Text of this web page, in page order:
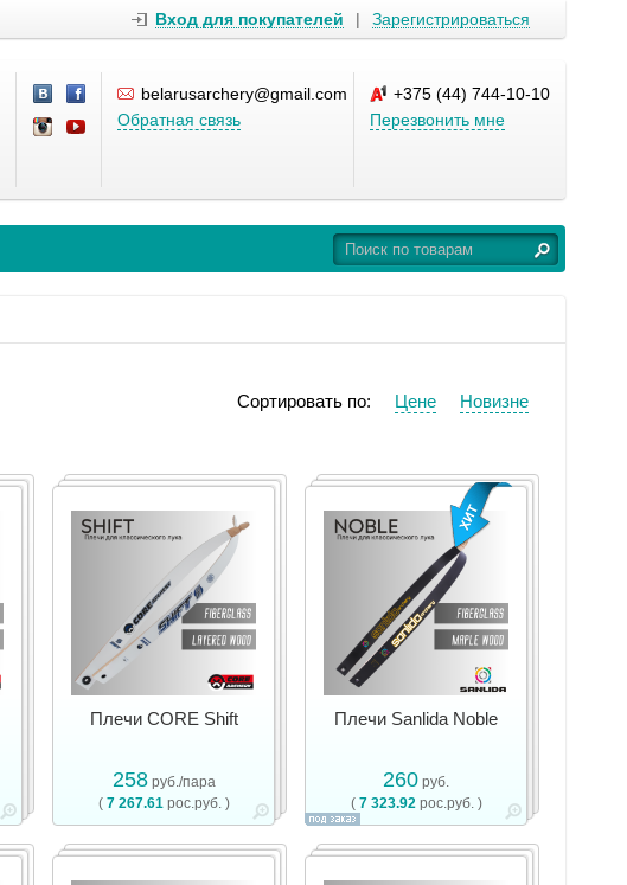
Вход для покупателей | Зарегистрироваться
belarusarchery@gmail.com
Обратная связь
+375 (44) 744-10-10
Перезвонить мне
Новизне
Цене
Сортировать по:
Плечи CORE Shift
258руб./пара
( 7 267.61рос.руб. )
Плечи Sanlida Noble
260 руб.
( 7 323.92рос.руб. )